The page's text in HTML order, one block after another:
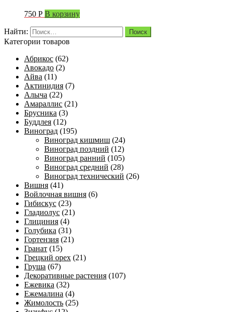
750 Р В корзину
Найти:
Категории товаров
Абрикос (62)
Авокадо (2)
Айва (11)
Актинидия (7)
Алыча (22)
Амараллис (21)
Брусника (3)
Буддлея (12)
Виноград (195)
Виноград кишмиш (24)
Виноград поздний (12)
Виноград ранний (105)
Виноград средний (28)
Виноград технический (26)
Вишня (41)
Войлочная вишня (6)
Гибискус (23)
Гладиолус (21)
Глициния (4)
Голубика (31)
Гортензия (21)
Гранат (15)
Грецкий орех (21)
Груша (67)
Декоративные растения (107)
Ежевика (32)
Ежемалина (4)
Жимолость (25)